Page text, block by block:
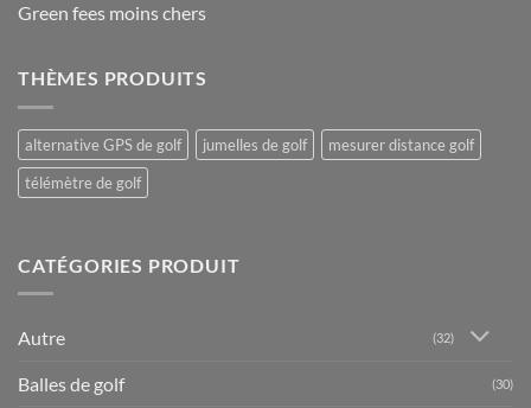
Green fees moins chers
THÈMES PRODUITS
alternative GPS de golf jumelles de golf
mesurer distance golf
télémètre de golf
CATÉGORIES PRODUIT
Autre (32)
Balles de golf (30)